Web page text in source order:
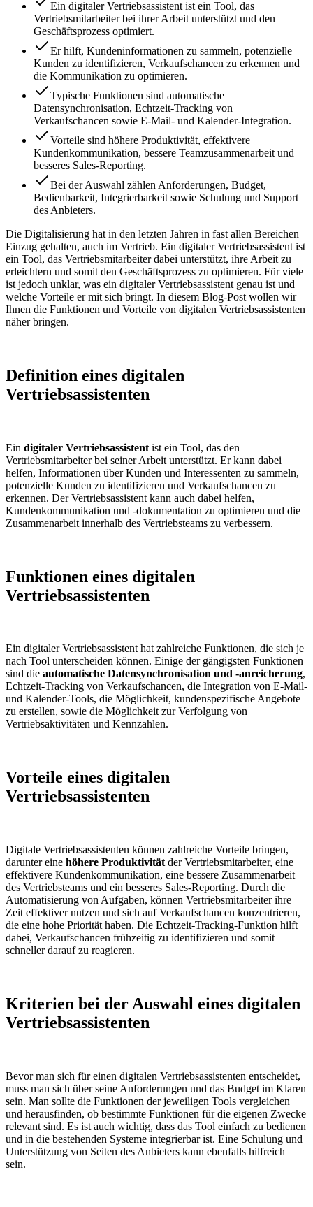
Ein digitaler Vertriebsassistent ist ein Tool, das
Vertriebsmitarbeiter bei ihrer Arbeit unterstützt und den
Geschäftsprozess optimiert.
Er hilft, Kundeninformationen zu sammeln, potenzielle
Kunden zu identifizieren, Verkaufschancen zu erkennen und
die Kommunikation zu optimieren.
Typische Funktionen sind automatische
Datensynchronisation, Echtzeit-Tracking von
Verkaufschancen sowie E-Mail- und Kalender-Integration.
Vorteile sind höhere Produktivität, effektivere
Kundenkommunikation, bessere Teamzusammenarbeit und
besseres Sales-Reporting.
Bei der Auswahl zählen Anforderungen, Budget,
Bedienbarkeit, Integrierbarkeit sowie Schulung und Support
des Anbieters.
Die Digitalisierung hat in den letzten Jahren in fast allen Bereichen
Einzug gehalten, auch im Vertrieb. Ein digitaler Vertriebsassistent ist
ein Tool, das Vertriebsmitarbeiter dabei unterstützt, ihre Arbeit zu
erleichtern und somit den Geschäftsprozess zu optimieren. Für viele
ist jedoch unklar, was ein digitaler Vertriebsassistent genau ist und
welche Vorteile er mit sich bringt. In diesem Blog-Post wollen wir
Ihnen die Funktionen und Vorteile von digitalen Vertriebsassistenten
näher bringen.
Definition eines digitalen
Vertriebsassistenten
Ein digitaler Vertriebsassistent ist ein Tool, das den
Vertriebsmitarbeiter bei seiner Arbeit unterstützt. Er kann dabei
helfen, Informationen über Kunden und Interessenten zu sammeln,
potenzielle Kunden zu identifizieren und Verkaufschancen zu
erkennen. Der Vertriebsassistent kann auch dabei helfen,
Kundenkommunikation und -dokumentation zu optimieren und die
Zusammenarbeit innerhalb des Vertriebsteams zu verbessern.
Funktionen eines digitalen
Vertriebsassistenten
Ein digitaler Vertriebsassistent hat zahlreiche Funktionen, die sich je
nach Tool unterscheiden können. Einige der gängigsten Funktionen
sind die automatische Datensynchronisation und -anreicherung,
Echtzeit-Tracking von Verkaufschancen, die Integration von E-Mail-
und Kalender-Tools, die Möglichkeit, kundenspezifische Angebote
zu erstellen, sowie die Möglichkeit zur Verfolgung von
Vertriebsaktivitäten und Kennzahlen.
Vorteile eines digitalen
Vertriebsassistenten
Digitale Vertriebsassistenten können zahlreiche Vorteile bringen,
darunter eine höhere Produktivität der Vertriebsmitarbeiter, eine
effektivere Kundenkommunikation, eine bessere Zusammenarbeit
des Vertriebsteams und ein besseres Sales-Reporting. Durch die
Automatisierung von Aufgaben, können Vertriebsmitarbeiter ihre
Zeit effektiver nutzen und sich auf Verkaufschancen konzentrieren,
die eine hohe Priorität haben. Die Echtzeit-Tracking-Funktion hilft
dabei, Verkaufschancen frühzeitig zu identifizieren und somit
schneller darauf zu reagieren.
Kriterien bei der Auswahl eines digitalen
Vertriebsassistenten
Bevor man sich für einen digitalen Vertriebsassistenten entscheidet,
muss man sich über seine Anforderungen und das Budget im Klaren
sein. Man sollte die Funktionen der jeweiligen Tools vergleichen
und herausfinden, ob bestimmte Funktionen für die eigenen Zwecke
relevant sind. Es ist auch wichtig, dass das Tool einfach zu bedienen
und in die bestehenden Systeme integrierbar ist. Eine Schulung und
Unterstützung von Seiten des Anbieters kann ebenfalls hilfreich
sein.